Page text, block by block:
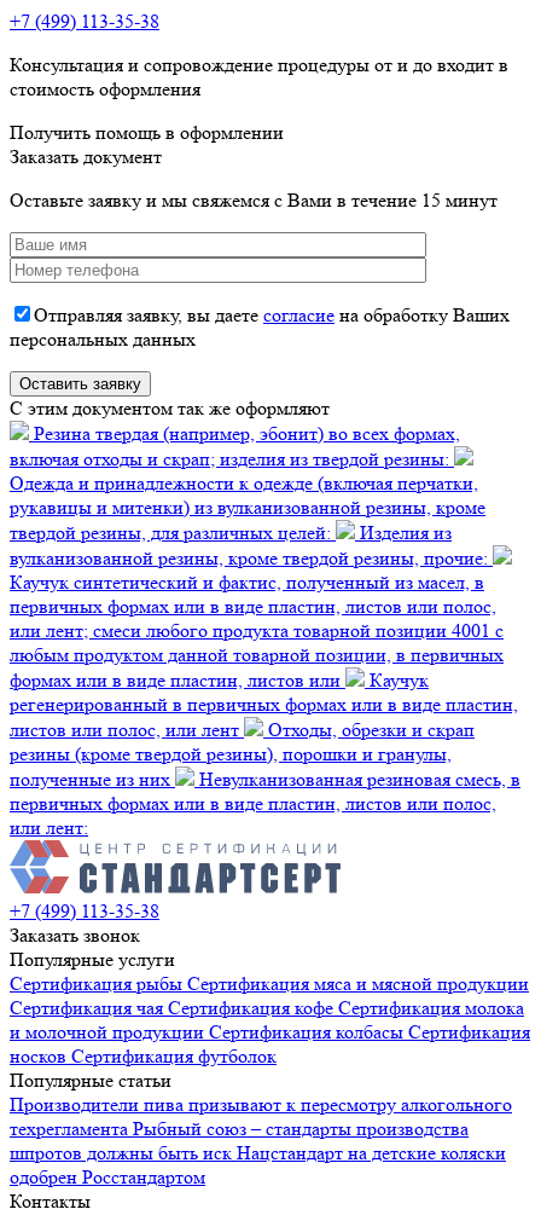
+7 (499) 113-35-38
Консультация и сопровождение процедуры от и до входит в
стоимость оформления
Получить помощь в оформлении
Заказать документ
Оставьте заявку и мы свяжемся с Вами в течение 15 минут
Отправляя заявку, вы даете согласие на обработку Ваших
персональных данных
C этим документом так же оформляют
Резина твердая (например, эбонит) во всех формах,
включая отходы и скрап; изделия из твердой резины:
Одежда и принадлежности к одежде (включая перчатки,
рукавицы и митенки) из вулканизованной резины, кроме
твердой резины, для различных целей:
Изделия из
вулканизованной резины, кроме твердой резины, прочие:
Каучук синтетический и фактис, полученный из масел, в
первичных формах или в виде пластин, листов или полос,
или лент; смеси любого продукта товарной позиции 4001 с
любым продуктом данной товарной позиции, в первичных
формах или в виде пластин, листов или
Каучук
регенерированный в первичных формах или в виде пластин,
листов или полос, или лент
Отходы, обрезки и скрап
резины (кроме твердой резины), порошки и гранулы,
полученные из них
Невулканизованная резиновая смесь, в
первичных формах или в виде пластин, листов или полос,
или лент:
+7 (499) 113-35-38
Заказать звонок
Популярные услуги
Сертификация рыбы Сертификация мяса и мясной продукции
Сертификация чая Сертификация кофе Сертификация молока
и молочной продукции Сертификация колбасы Сертификация
носков Сертификация футболок
Популярные статьи
Производители пива призывают к пересмотру алкогольного
техрегламента Рыбный союз – стандарты производства
шпротов должны быть иск Нацстандарт на детские коляски
одобрен Росстандартом
Контакты